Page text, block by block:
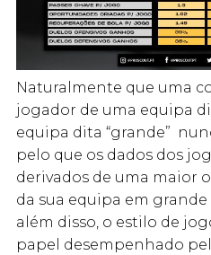
Naturalmente que uma
jogador de uma equipa
equipa dita “grande”
pelo que os dados dos
derivados de uma maior
da sua equipa em
além disso, o estilo de
papel desempenhado